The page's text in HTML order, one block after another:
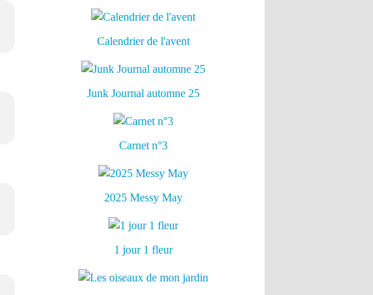
Calendrier de l'avent
Junk Journal automne 25
Carnet n°3
2025 Messy May
1 jour 1 fleur